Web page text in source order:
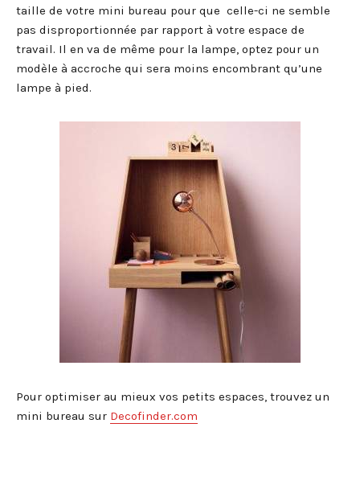
taille de votre mini bureau pour que celle-ci ne semble
pas disproportionnée par rapport à votre espace de
travail. Il en va de même pour la lampe, optez pour un
modèle à accroche qui sera moins encombrant qu’une
lampe à pied.
Pour optimiser au mieux vos petits espaces, trouvez un
mini bureau sur Decofinder.com